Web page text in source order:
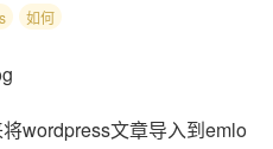
如何
wordpress文章导入到emlo